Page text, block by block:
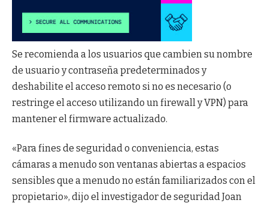
Se recomienda a los usuarios que cambien su nombre
de usuario y contraseña predeterminados y
deshabilite el acceso remoto si no es necesario (o
restringe el acceso utilizando un firewall y VPN) para
mantener el firmware actualizado.
«Para fines de seguridad o conveniencia, estas
cámaras a menudo son ventanas abiertas a espacios
sensibles que a menudo no están familiarizados con el
propietario», dijo el investigador de seguridad Joan